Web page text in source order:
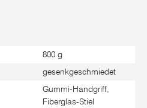
800 g
gesenkgeschmiedet
Gummi-Handgriff,
Fiberglas-Stiel